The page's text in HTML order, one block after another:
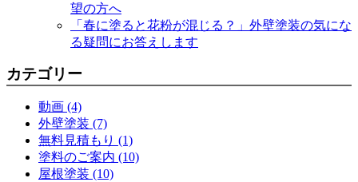
望の方へ
「春に塗ると花粉が混じる？」外壁塗装の気にな
る疑問にお答えします
カテゴリー
動画 (4)
外壁塗装 (7)
無料見積もり (1)
塗料のご案内 (10)
屋根塗装 (10)